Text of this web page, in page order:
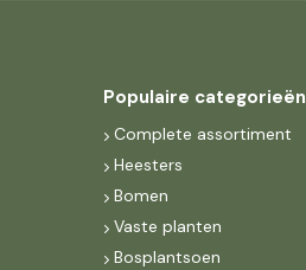
Populaire categorieën
Complete assortiment
Heesters
Bomen
Vaste planten
Bosplantsoen